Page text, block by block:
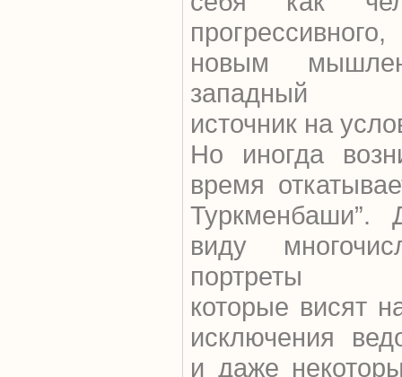
новым
западный
источник на
Но иногда
время
Туркменбаши”.
виду
портреты
которые висят
исключения
и даже